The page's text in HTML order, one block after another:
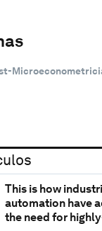
This is how
automation have
the need for